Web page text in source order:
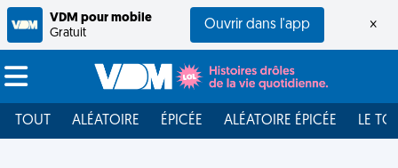
VDM pour mobile
Gratuit
Ouvrir dans l'app ×
TOUT ALÉATOIRE ÉPICÉE ALÉATOIRE ÉPICÉE LE